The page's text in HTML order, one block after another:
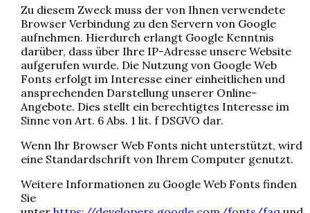
Zu diesem Zweck muss der von Ihnen verwendete
Browser Verbindung zu den Servern von Google
aufnehmen. Hierdurch erlangt Google Kenntnis
darüber, dass über Ihre IP-Adresse unsere Website
aufgerufen wurde. Die Nutzung von Google Web
Fonts erfolgt im Interesse einer einheitlichen und
ansprechenden Darstellung unserer Online-
Angebote. Dies stellt ein berechtigtes Interesse im
Sinne von Art. 6 Abs. 1 lit. f DSGVO dar.
Wenn Ihr Browser Web Fonts nicht unterstützt, wird
eine Standardschrift von Ihrem Computer genutzt.
Weitere Informationen zu Google Web Fonts finden
Sie